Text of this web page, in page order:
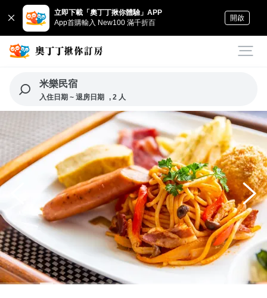
立即下載「奧丁丁揪你體驗」APP
App首購輸入 New100 滿千折百
開啟
米樂民宿
入住日期 ~ 退房日期 , 2 人